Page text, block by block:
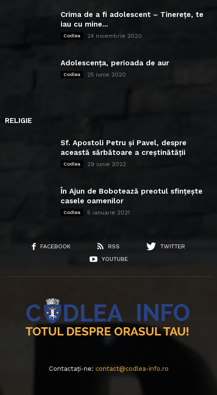
Crima de a fi adolescent – Tinerețe, te
iau cu mine...
Codlea 24 noiembrie 2020
Adolescența, perioada de aur
Codlea 25 iunie 2020
RELIGIE
Sf. Apostoli Petru și Pavel, despre
această sărbătoare a creștinătății
Codlea 29 iunie 2022
În Ajun de Bobotează preotul sfințește
casele oamenilor
Codlea 5 ianuarie 2021
FACEBOOK RSS
TWITTER
YOUTUBE
Contactați-ne: contact@codlea-info.ro